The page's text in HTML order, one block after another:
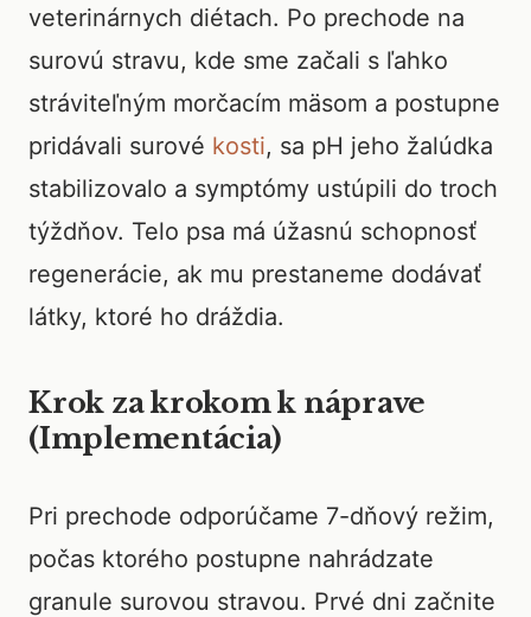
veterinárnych diétach. Po prechode na
surovú stravu, kde sme začali s ľahko
stráviteľným morčacím mäsom a postupne
pridávali surové kosti, sa pH jeho žalúdka
stabilizovalo a symptómy ustúpili do troch
týždňov. Telo psa má úžasnú schopnosť
regenerácie, ak mu prestaneme dodávať
látky, ktoré ho dráždia.
Krok za krokom k náprave
(Implementácia)
Pri prechode odporúčame 7-dňový režim,
počas ktorého postupne nahrádzate
granule surovou stravou. Prvé dni začnite